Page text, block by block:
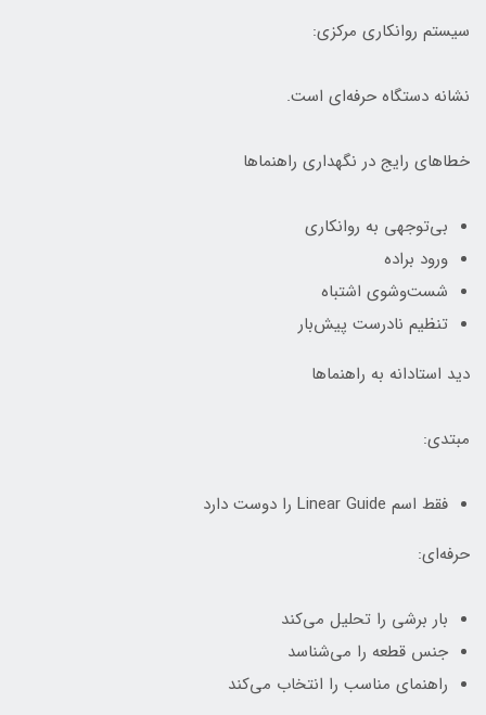
سیستم روانکاری مرکزی:
نشانه دستگاه حرفه‌ای است.
خطاهای رایج در نگهداری راهنماها
بی‌توجهی به روانکاری
ورود براده
شست‌وشوی اشتباه
تنظیم نادرست پیش‌بار
دید استادانه به راهنماها
مبتدی:
فقط اسم Linear Guide را دوست دارد
حرفه‌ای:
بار برشی را تحلیل می‌کند
جنس قطعه را می‌شناسد
راهنمای مناسب را انتخاب می‌کند